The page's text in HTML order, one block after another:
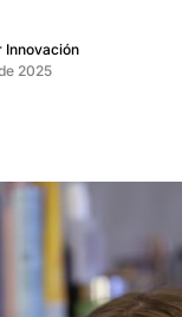
Innovación
2025